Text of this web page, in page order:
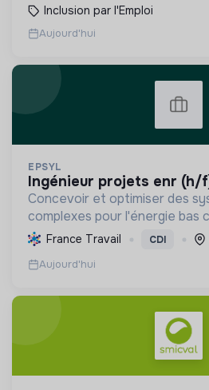
Inclusion par l'Emploi
Aujourd'hui
EPSYL
ingénieur projets enr (h/
Concevoir et optimiser des
complexes pour l'énergie bas
mobilité durable, en
une démarche RSE.
France Travail CDI
Aujourd'hui